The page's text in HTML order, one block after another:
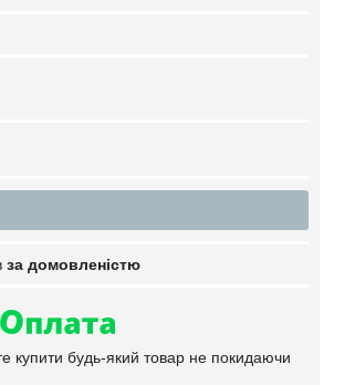
за домовленістю
купити будь-який товар не покидаючи